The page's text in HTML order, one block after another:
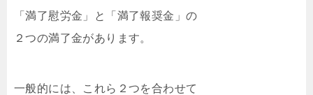
「満了慰労金」と「満了報奨金」の
２つの満了金があります。
一般的には、これら２つを合わせて